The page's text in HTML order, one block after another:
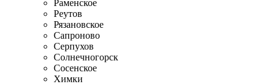
Раменское
Реутов
Рязановское
Сапроново
Серпухов
Солнечногорск
Сосенское
Химки